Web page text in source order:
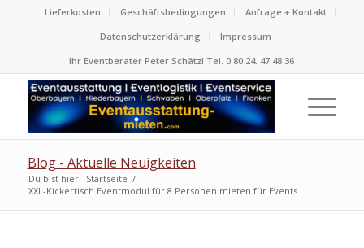
Lieferkosten Geschäftsbedingungen
Anfrage + Kontakt
Datenschutzerklärung
Impressum
Ihr Eventberater Peter Schätzl Tel. 0 80 24. 47 48 36
Blog - Aktuelle Neuigkeiten
Du bist hier: Startseite /
XXL-Kickertisch Eventmodul für 8 Personen mieten für Events